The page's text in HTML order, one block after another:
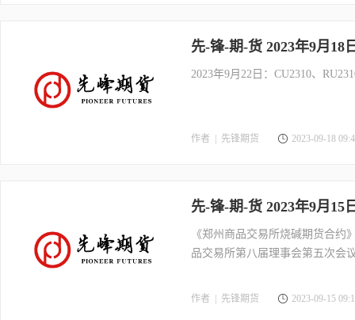
先-锋-期-货 2023年9月18
2023年9月22日：CU2310、
作者 | 先锋期货 2023-09-18
先-锋-期-货 2023年9月15
《郑州商品交易所烧碱期货合
品交易所第八届理事会第五次会
作者 | 先锋期货 2023-09-15